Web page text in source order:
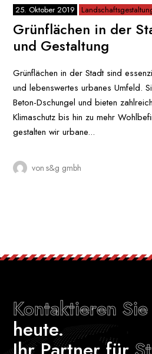
25. Oktober 2019
Grünflächen in der
und Gestaltung
Grünflächen in der Stadt sind
und lebenswertes urbanes Umfeld.
Beton-Dschungel und bieten
Klimaschutz bis hin zu mehr
gestalten wir urbane...
von s&g gmbh
Kontaktieren
heute.